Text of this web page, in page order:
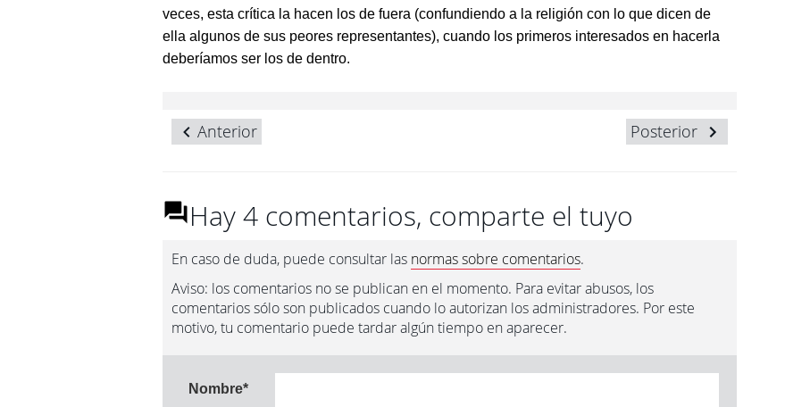
veces, esta crítica la hacen los de fuera (confundiendo a la religión con lo que dicen de
ella algunos de sus peores representantes), cuando los primeros interesados en hacerla
deberíamos ser los de dentro.
Posterior
Anterior
Hay 4 comentarios, comparte el tuyo
En caso de duda, puede consultar las normas sobre comentarios.
Aviso: los comentarios no se publican en el momento. Para evitar abusos, los
comentarios sólo son publicados cuando lo autorizan los administradores. Por este
motivo, tu comentario puede tardar algún tiempo en aparecer.
Nombre*